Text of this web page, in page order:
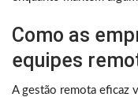
Como as
equipes
A gestão remota eficaz